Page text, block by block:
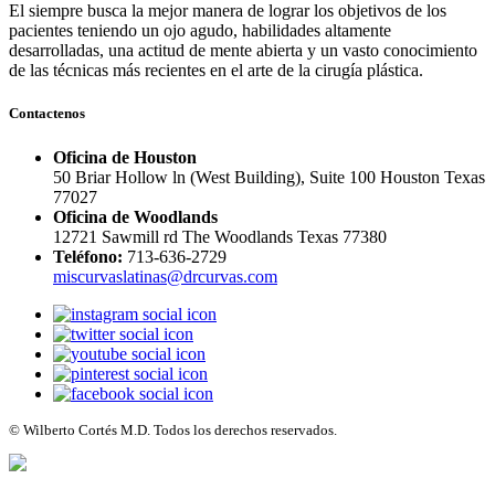
El siempre busca la mejor manera de lograr los objetivos de los
pacientes teniendo un ojo agudo, habilidades altamente
desarrolladas, una actitud de mente abierta y un vasto conocimiento
de las técnicas más recientes en el arte de la cirugía plástica.
Contactenos
Oficina de Houston
50 Briar Hollow ln (West Building), Suite 100 Houston Texas
77027
Oficina de Woodlands
12721 Sawmill rd The Woodlands Texas 77380
Teléfono: 713-636-2729
miscurvaslatinas@drcurvas.com
© Wilberto Cortés M.D. Todos los derechos reservados.